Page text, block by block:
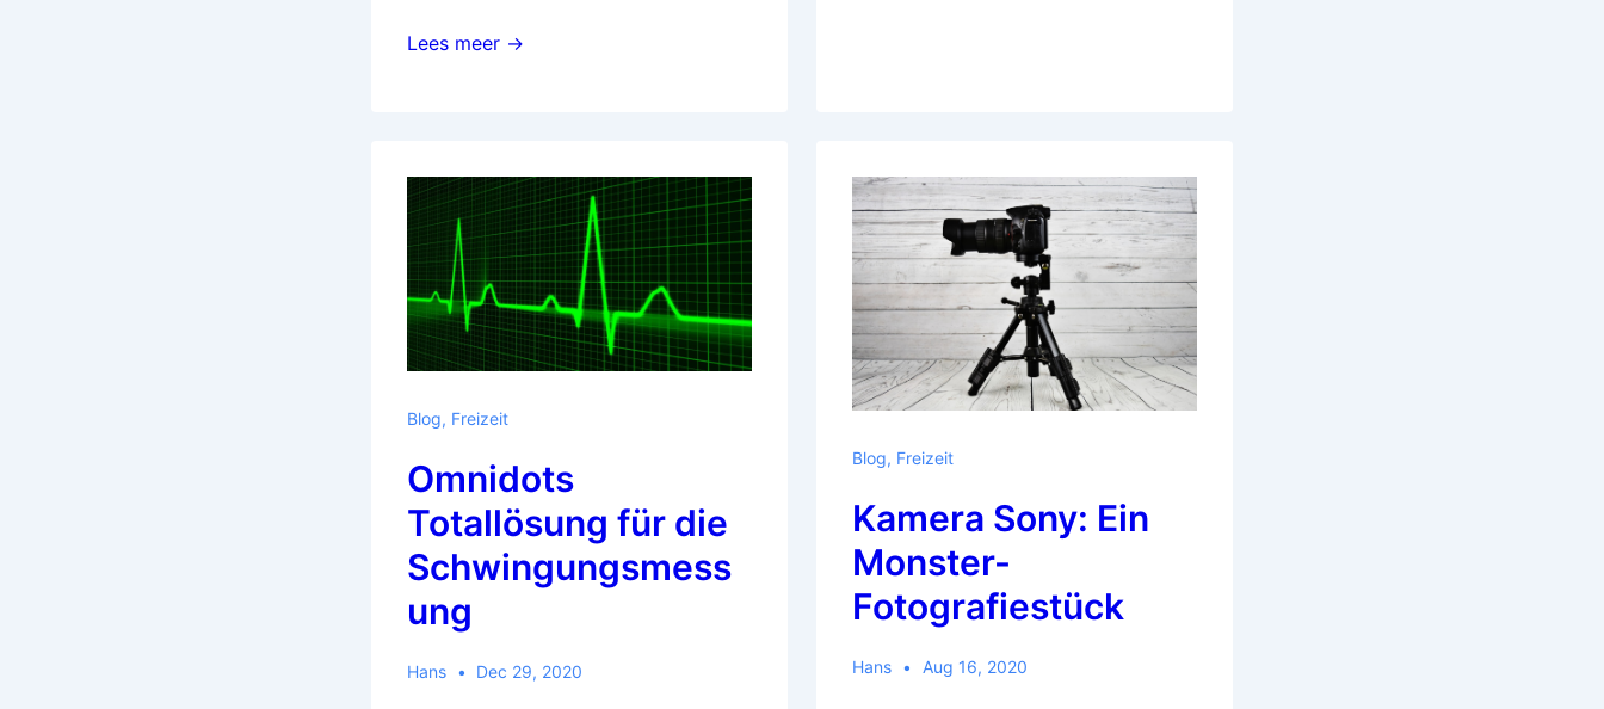
Nachhaltiger
umweltfreundliche
wahl
Lees meer →
Blog, Freizeit
Omnidots
Totallösung für die
Schwingungsmess
ung
Hans Dec 29, 2020
Blog, Freizeit
Kamera Sony: Ein
Monster-
Fotografiestück
Hans Aug 16, 2020